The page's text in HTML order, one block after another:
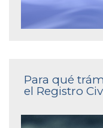
Para qué
el Registro